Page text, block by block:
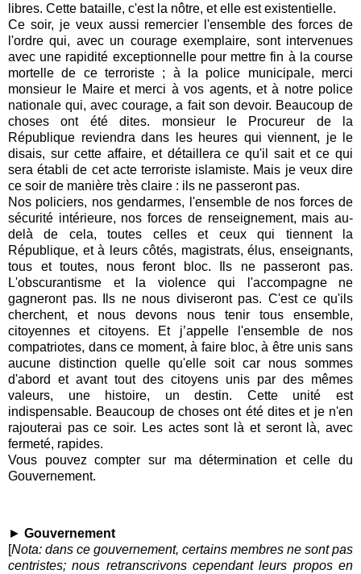
libres. Cette bataille, c'est la nôtre, et elle est existentielle.
Ce soir, je veux aussi remercier l'ensemble des forces de
l'ordre qui, avec un courage exemplaire, sont intervenues
avec une rapidité exceptionnelle pour mettre fin à la course
mortelle de ce terroriste ; à la police municipale, merci
monsieur le Maire et merci à vos agents, et à notre police
nationale qui, avec courage, a fait son devoir. Beaucoup de
choses ont été dites. monsieur le Procureur de la
République reviendra dans les heures qui viennent, je le
disais, sur cette affaire, et détaillera ce qu'il sait et ce qui
sera établi de cet acte terroriste islamiste. Mais je veux dire
ce soir de manière très claire : ils ne passeront pas.
Nos policiers, nos gendarmes, l'ensemble de nos forces de
sécurité intérieure, nos forces de renseignement, mais au-
delà de cela, toutes celles et ceux qui tiennent la
République, et à leurs côtés, magistrats, élus, enseignants,
tous et toutes, nous feront bloc. Ils ne passeront pas.
L'obscurantisme et la violence qui l'accompagne ne
gagneront pas. Ils ne nous diviseront pas. C'est ce qu'ils
cherchent, et nous devons nous tenir tous ensemble,
citoyennes et citoyens. Et j’appelle l'ensemble de nos
compatriotes, dans ce moment, à faire bloc, à être unis sans
aucune distinction quelle qu'elle soit car nous sommes
d'abord et avant tout des citoyens unis par des mêmes
valeurs, une histoire, un destin. Cette unité est
indispensable. Beaucoup de choses ont été dites et je n'en
rajouterai pas ce soir. Les actes sont là et seront là, avec
fermeté, rapides.
Vous pouvez compter sur ma détermination et celle du
Gouvernement.
► Gouvernement
[Nota: dans ce gouvernement, certains membres ne sont pas
centristes; nous retranscrivons cependant leurs propos en